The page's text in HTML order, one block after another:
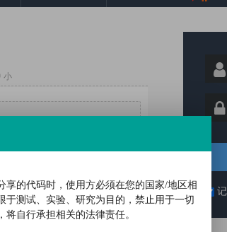
源码分享站（
小
无后门，内附搭建教程！
的代码时，使用方必须在您的国家/地区相
于测试、实验、研究为目的，禁止用于一切
自行承担相关的法律责任。